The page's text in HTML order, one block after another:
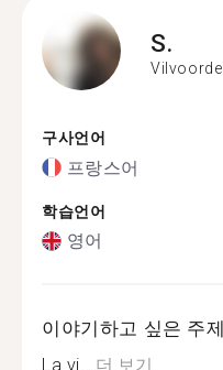
S.
Vilvoorde
구사언어
프랑스어
학습언어
영어
이야기하고 싶은 주제
La vi...더 보기